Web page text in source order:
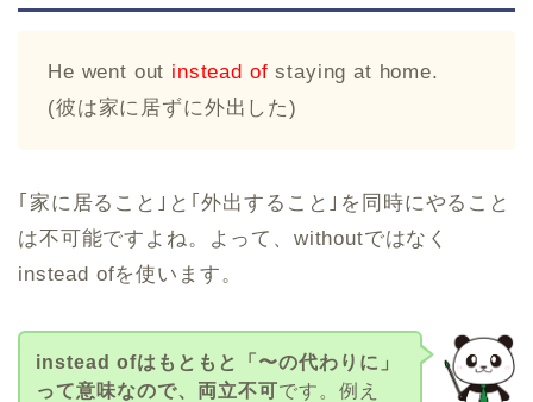
He went out instead of staying at home.
(彼は家に居ずに外出した)
｢家に居ること｣と｢外出すること｣を同時にやること
は不可能ですよね。よって、withoutではなく
instead ofを使います。
instead ofはもともと「〜の代わりに」
って意味なので、両立不可です。例え